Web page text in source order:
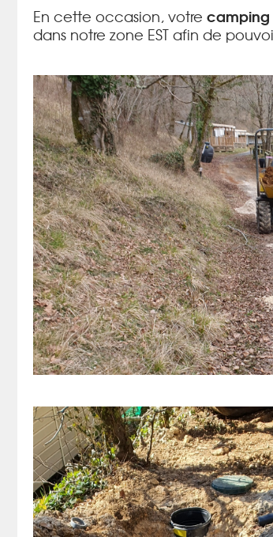
En cette occasion, votre camping
dans notre zone EST afin de